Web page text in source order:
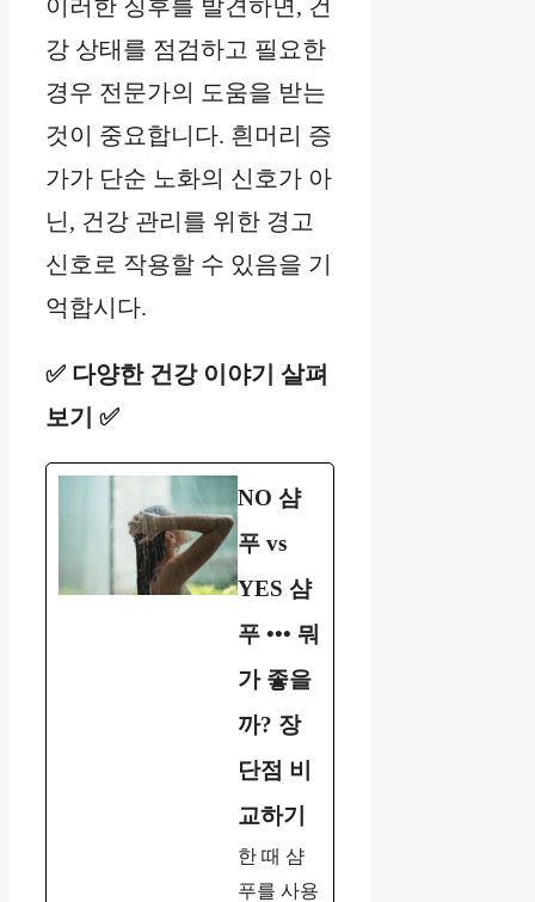
이러한 징후를 발견하면, 건
강 상태를 점검하고 필요한
경우 전문가의 도움을 받는
것이 중요합니다. 흰머리 증
가가 단순 노화의 신호가 아
닌, 건강 관리를 위한 경고
신호로 작용할 수 있음을 기
억합시다.
✅ 다양한 건강 이야기 살펴
보기 ✅
NO 샴
푸 vs
YES 샴
푸 ••• 뭐
가 좋을
까? 장
단점 비
교하기
한 때 샴
푸를 사용